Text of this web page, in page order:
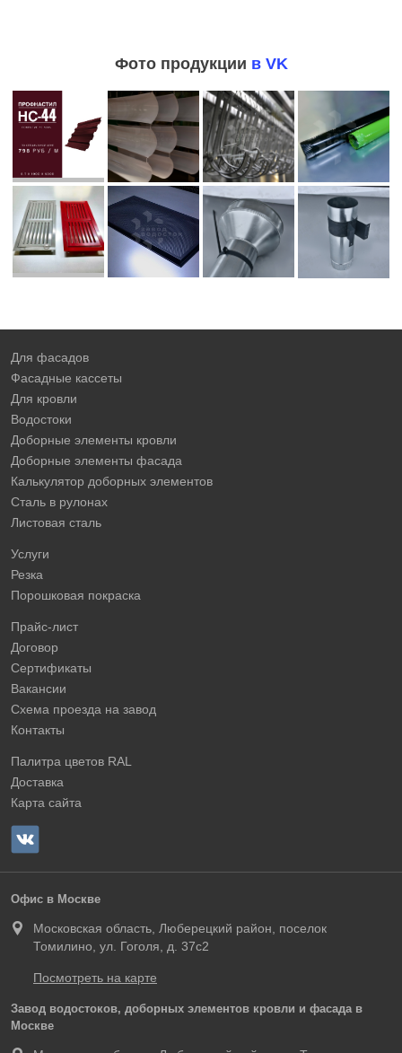
Фото продукции в VK
Для фасадов
Фасадные кассеты
Для кровли
Водостоки
Доборные элементы кровли
Доборные элементы фасада
Калькулятор доборных элементов
Сталь в рулонах
Листовая сталь
Услуги
Резка
Порошковая покраска
Прайс-лист
Договор
Сертификаты
Вакансии
Схема проезда на завод
Контакты
Палитра цветов RAL
Доставка
Карта сайта
Офис в Москве
Московская область, Люберецкий район, поселок
Томилино, ул. Гоголя, д. 37с2
Посмотреть на карте
Завод водостоков, доборных элементов кровли и фасада в
Москве